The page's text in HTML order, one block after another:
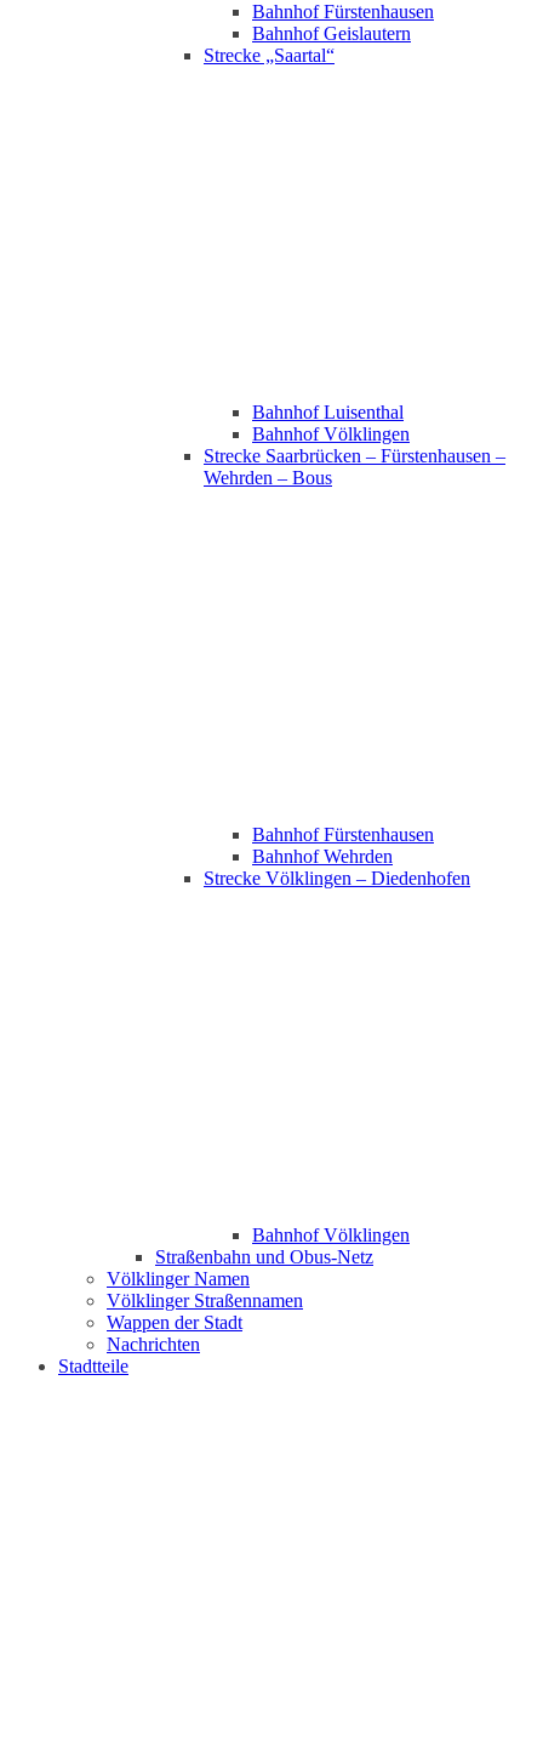
Bahnhof Fürstenhausen
Bahnhof Geislautern
Strecke „Saartal“
Bahnhof Luisenthal
Bahnhof Völklingen
Strecke Saarbrücken – Fürstenhausen –
Wehrden – Bous
Bahnhof Fürstenhausen
Bahnhof Wehrden
Strecke Völklingen – Diedenhofen
Bahnhof Völklingen
Straßenbahn und Obus-Netz
Völklinger Namen
Völklinger Straßennamen
Wappen der Stadt
Nachrichten
Stadtteile